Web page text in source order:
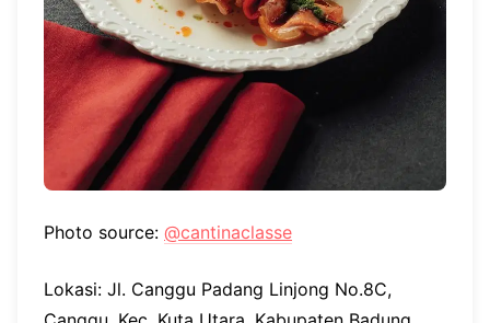
Photo source: @cantinaclasse
Lokasi: Jl. Canggu Padang Linjong No.8C,